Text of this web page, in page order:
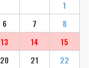
1
6 7
8
13 14
15
20 21
22